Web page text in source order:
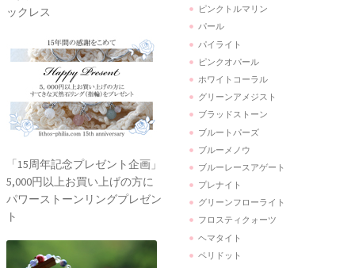
ックレス
「15周年記念プレゼント企画」
5,000円以上お買い上げの方に
パワーストーンリングプレゼン
ト
ピンクトルマリン
パール
パイライト
ピンクオパール
ホワイトコーラル
グリーンアメジスト
ブラッドストーン
ブルートパーズ
ブルーメノウ
ブルーレースアゲート
プレナイト
グリーンフローライト
フロスティクォーツ
ヘマタイト
ペリドット